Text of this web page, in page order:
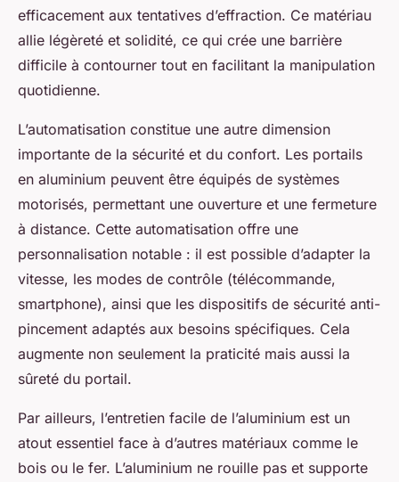
efficacement aux tentatives d’effraction. Ce matériau
allie légèreté et solidité, ce qui crée une barrière
difficile à contourner tout en facilitant la manipulation
quotidienne.
L’automatisation constitue une autre dimension
importante de la sécurité et du confort. Les portails
en aluminium peuvent être équipés de systèmes
motorisés, permettant une ouverture et une fermeture
à distance. Cette automatisation offre une
personnalisation notable : il est possible d’adapter la
vitesse, les modes de contrôle (télécommande,
smartphone), ainsi que les dispositifs de sécurité anti-
pincement adaptés aux besoins spécifiques. Cela
augmente non seulement la praticité mais aussi la
sûreté du portail.
Par ailleurs, l’entretien facile de l’aluminium est un
atout essentiel face à d’autres matériaux comme le
bois ou le fer. L’aluminium ne rouille pas et supporte